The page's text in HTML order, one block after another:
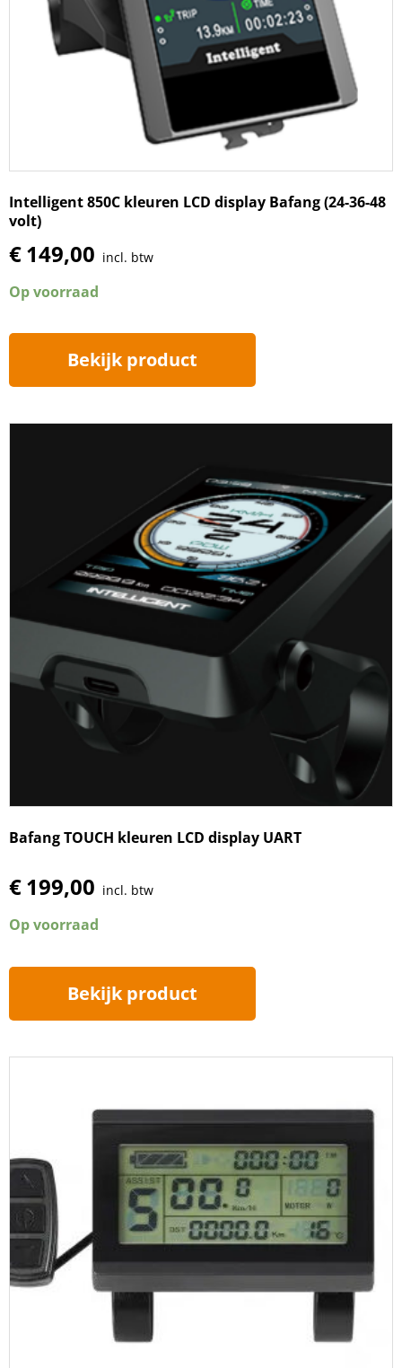
Intelligent 850C kleuren LCD display Bafang (24-36-48
volt)
€149,00 incl. btw
Op voorraad
Bekijk product
Bafang TOUCH kleuren LCD display UART
€199,00 incl. btw
Op voorraad
Bekijk product